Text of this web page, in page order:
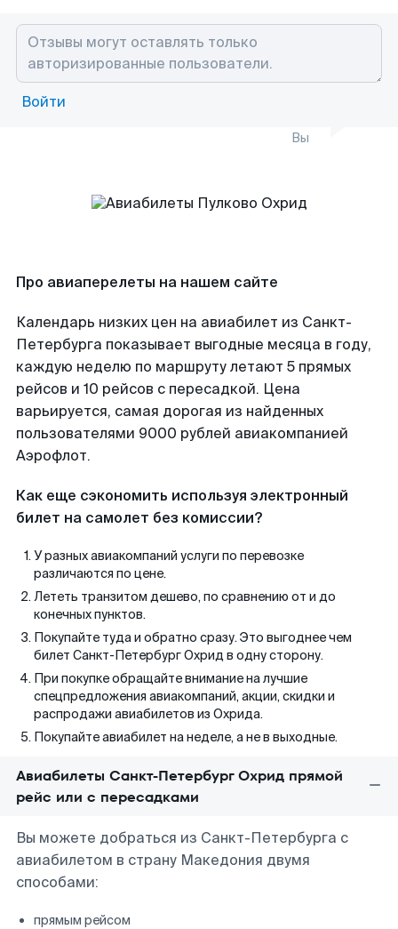
Войти
Вы
Про авиаперелеты на нашем сайте
Календарь низких цен на авиабилет из Санкт-
Петербурга показывает выгодные месяца в году,
каждую неделю по маршруту летают 5 прямых
рейсов и 10 рейсов с пересадкой. Цена
варьируется, самая дорогая из найденных
пользователями 9000 рублей авиакомпанией
Аэрофлот.
Как еще сэкономить используя электронный
билет на самолет без комиссии?
У разных авиакомпаний услуги по перевозке
различаются по цене.
Лететь транзитом дешево, по сравнению от и до
конечных пунктов.
Покупайте туда и обратно сразу. Это выгоднее чем
билет Санкт-Петербург Охрид в одну сторону.
При покупке обращайте внимание на лучшие
спецпредложения авиакомпаний, акции, скидки и
распродажи авиабилетов из Охрида.
Покупайте авиабилет на неделе, а не в выходные.
Авиабилеты Санкт-Петербург Охрид прямой
рейс или с пересадками
Вы можете добраться из Санкт-Петербурга с
авиабилетом в страну Македония двумя
способами:
прямым рейсом